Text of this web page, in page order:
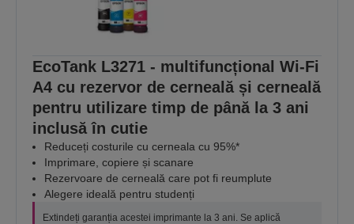
EcoTank L3271 - multifuncțional Wi-Fi
A4 cu rezervor de cerneală și cerneală
pentru utilizare timp de până la 3 ani
inclusă în cutie
Reduceți costurile cu cerneala cu 95%*
Imprimare, copiere și scanare
Rezervoare de cerneală care pot fi reumplute
Alegere ideală pentru studenți
Extindeți garanția acestei imprimante la 3 ani. Se aplică